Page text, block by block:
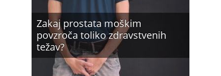
Zakaj prostata moškim
povzroča toliko zdravstvenih
težav?